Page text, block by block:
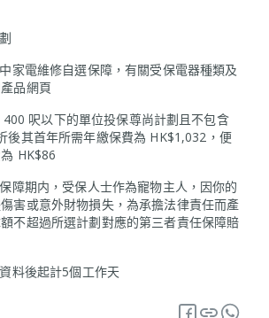
家電維修自選保障，有關受保電器種類及
品網頁
呎以下的單位投保尊尚計劃且不包含
後其首年所需年繳保費為 HK$1,032，便
HK$86
障期内，受保人士作為寵物主人，因你的
害或意外財物損失，為承擔法律責任而產
不超過所選計劃對應的第三者責任保障賠
料後起計5個工作天